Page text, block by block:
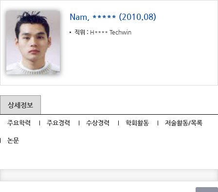
Nam, ***** (2010.08)
직위 H**** Techwin
상세정보
주요학력 주요경력 수상경력 학회활동 저술활동/목록
논문